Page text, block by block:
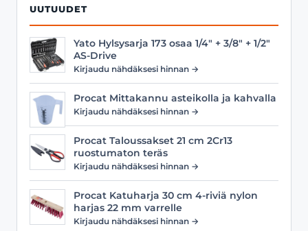
UUTUUDET
Yato Hylsysarja 173 osaa 1/4" + 3/8" + 1/2"
AS-Drive
Kirjaudu nähdäksesi hinnan →
Procat Mittakannu asteikolla ja kahvalla
Kirjaudu nähdäksesi hinnan →
Procat Taloussakset 21 cm 2Cr13
ruostumaton teräs
Kirjaudu nähdäksesi hinnan →
Procat Katuharja 30 cm 4-riviä nylon
harjas 22 mm varrelle
Kirjaudu nähdäksesi hinnan →